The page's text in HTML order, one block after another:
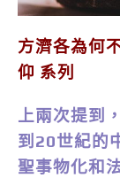
方濟各為何
仰 系列
上兩次提到
到20世紀的
聖事物化和